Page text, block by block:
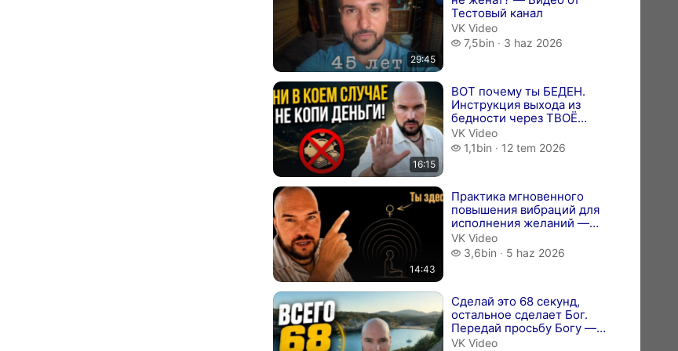
29:45
Тестовый канал
VK Video
7,5bin
7,5 bin izleme3 haz 2026
16:15
ВОТ почему ты БЕДЕН.
Инструкция выхода из
бедности через ТВОЁ
Божественное Я — Видео
от Дмитрий Холм...
VK Video
1,1bin
1,1 bin izleme12 tem 2026
14:43
Практика мгновенного
повышения вибраций для
исполнения желаний —
Видео от Дмитрий
Холманский| Путь С...
VK Video
3,6bin
3,6 bin izleme5 haz 2026
Сделай это 68 секунд,
остальное сделает Бог.
Передай просьбу Богу —
Видео от Дмитрий
VK Video